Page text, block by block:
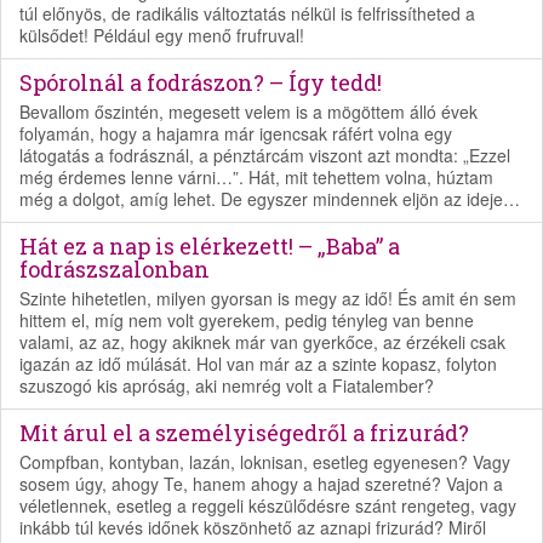
túl előnyös, de radikális változtatás nélkül is felfrissítheted a
külsődet! Például egy menő frufruval!
Spórolnál a fodrászon? – Így tedd!
Bevallom őszintén, megesett velem is a mögöttem álló évek
folyamán, hogy a hajamra már igencsak ráfért volna egy
látogatás a fodrásznál, a pénztárcám viszont azt mondta: „Ezzel
még érdemes lenne várni…”. Hát, mit tehettem volna, húztam
még a dolgot, amíg lehet. De egyszer mindennek eljön az ideje…
Hát ez a nap is elérkezett! – „Baba” a
fodrászszalonban
Szinte hihetetlen, milyen gyorsan is megy az idő! És amit én sem
hittem el, míg nem volt gyerekem, pedig tényleg van benne
valami, az az, hogy akiknek már van gyerkőce, az érzékeli csak
igazán az idő múlását. Hol van már az a szinte kopasz, folyton
szuszogó kis apróság, aki nemrég volt a Fiatalember?
Mit árul el a személyiségedről a frizurád?
Compfban, kontyban, lazán, loknisan, esetleg egyenesen? Vagy
sosem úgy, ahogy Te, hanem ahogy a hajad szeretné? Vajon a
véletlennek, esetleg a reggeli készülődésre szánt rengeteg, vagy
inkább túl kevés időnek köszönhető az aznapi frizurád? Miről